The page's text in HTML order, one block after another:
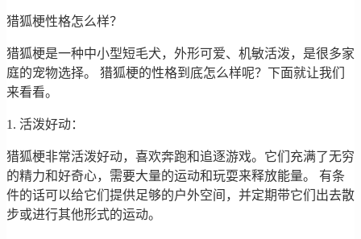
猎狐梗性格怎么样？
猎狐梗是一种中小型短毛犬，外形可爱、机敏活泼，是很多家
庭的宠物选择。 猎狐梗的性格到底怎么样呢？下面就让我们
来看看。
1. 活泼好动：
猎狐梗非常活泼好动，喜欢奔跑和追逐游戏。它们充满了无穷
的精力和好奇心，需要大量的运动和玩耍来释放能量。 有条
件的话可以给它们提供足够的户外空间，并定期带它们出去散
步或进行其他形式的运动。